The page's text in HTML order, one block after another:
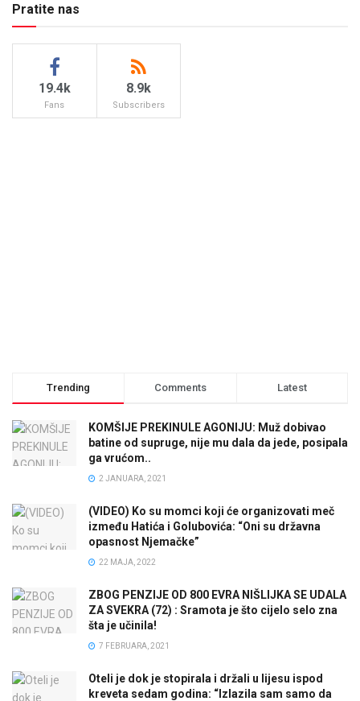
Pratite nas
19.4k
Fans
8.9k
Subscribers
Trending Comments Latest
KOMŠIJE PREKINULE AGONIJU: Muž dobivao
batine od supruge, nije mu dala da jede, posipala
ga vrućom..
2 JANUARA, 2021
(VIDEO) Ko su momci koji će organizovati meč
između Hatića i Golubovića: “Oni su državna
opasnost Njemačke”
22 MAJA, 2022
ZBOG PENZIJE OD 800 EVRA NIŠLIJKA SE UDALA
ZA SVEKRA (72) : Sramota je što cijelo selo zna
šta je učinila!
7 FEBRUARA, 2021
Oteli je dok je stopirala i držali u lijesu ispod
kreveta sedam godina: “Izlazila sam samo da